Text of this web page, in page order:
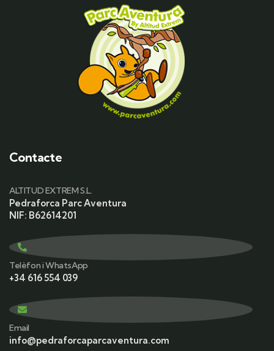
Contacte
ALTITUD EXTREM S.L.
Pedraforca Parc Aventura
NIF: B62614201
Telèfon i WhatsApp
+34 616 554 039
Email
info@pedraforcaparcaventura.com